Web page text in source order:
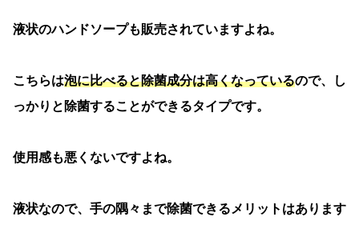
液状のハンドソープも販売されていますよね。
こちらは泡に比べると除菌成分は高くなっているので、し
っかりと除菌することができるタイプです。
使用感も悪くないですよね。
液状なので、手の隅々まで除菌できるメリットはあります